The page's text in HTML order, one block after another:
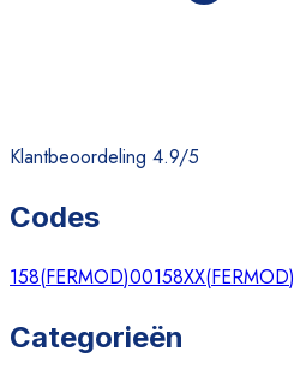
Klantbeoordeling 4.9/5
Codes
158(FERMOD)00158XX(FERMOD)
Categorieën